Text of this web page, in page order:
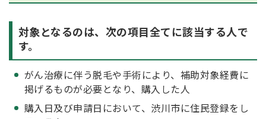
対象となるのは、次の項目全てに該当する人で
す。
がん治療に伴う脱毛や手術により、補助対象経費に
掲げるものが必要となり、購入した人
購入日及び申請日において、渋川市に住民登録をし